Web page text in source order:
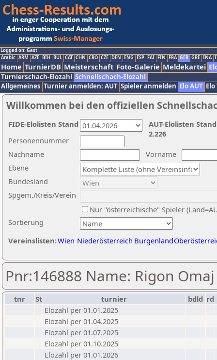
Logged on: Gast
Arabic ARM AZE BIH BUL CAT CHN CRO CZE DEN ENG ESP FAI FIN FRA GER GRE INA
Home TurnierDB Meisterschaft Foto-Galerie Meldekartei
Turnierschach-Elozahl Schnellschach-Elozahl
Allgemeines Turnier anmelden: AUT Spieler anmelden Elo AUT
Willkommen bei den offiziellen
Nachname
Vorname
Ebene
Sortierung
Personennummer
Bundesland
Spgem./Kreis/Verein
Nur "österreichische" Spieler
Vereinslisten:Wien Niederösterreich Burgenland
AUT-Elolisten
2.226
FIDE-Elolisten Stand
Pnr:146888 Name: Rigon Omaj
tnr St turnier bdld rd
Elozahl per 01.01.2025
Elozahl per 01.04.2025
Elozahl per 01.07.2025
Elozahl per 01.10.2025
Elozahl per 01.01.2026